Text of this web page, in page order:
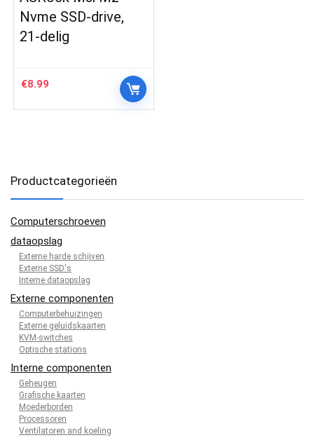
Nvme SSD-drive,
21-delig
€8.99
Productcategorieën
Computerschroeven
dataopslag
Externe harde schijven
Externe SSD's
Interne dataopslag
Externe componenten
Computerbehuizingen
Externe geluidskaarten
KVM-switches
Optische stations
Interne componenten
Geheugen
Grafische kaarten
Moederborden
Processoren
Ventilatoren and koeling